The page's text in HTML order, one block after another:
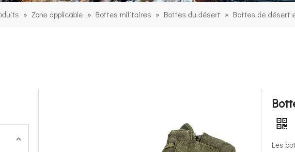
» Zone applicable » Bottes militaires » Bottes du désert » Bottes de désert
Les